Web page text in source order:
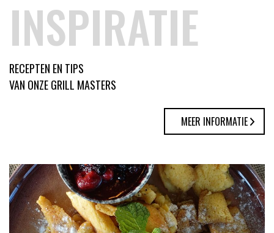
INSPIRATIE
RECEPTEN EN TIPS
VAN ONZE GRILL MASTERS
MEER INFORMATIE